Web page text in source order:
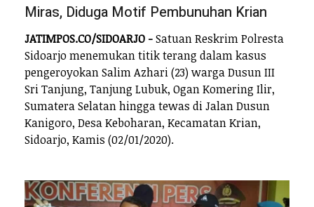
Miras, Diduga Motif Pembunuhan Krian
JATIMPOS.CO/SIDOARJO -Satuan Reskrim Polresta
Sidoarjo menemukan titik terang dalam kasus
pengeroyokan Salim Azhari (23) warga Dusun III
Sri Tanjung, Tanjung Lubuk, Ogan Komering Ilir,
Sumatera Selatan hingga tewas di Jalan Dusun
Kanigoro, Desa Keboharan, Kecamatan Krian,
Sidoarjo, Kamis (02/01/2020).